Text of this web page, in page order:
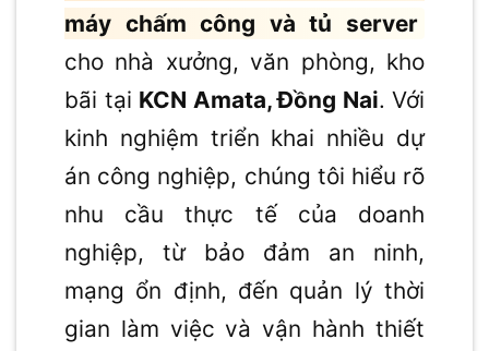
máy chấm công và tủ server
cho nhà xưởng, văn phòng, kho
bãi tại KCN Amata, Đồng Nai. Với
kinh nghiệm triển khai nhiều dự
án công nghiệp, chúng tôi hiểu rõ
nhu cầu thực tế của doanh
nghiệp, từ bảo đảm an ninh,
mạng ổn định, đến quản lý thời
gian làm việc và vận hành thiết